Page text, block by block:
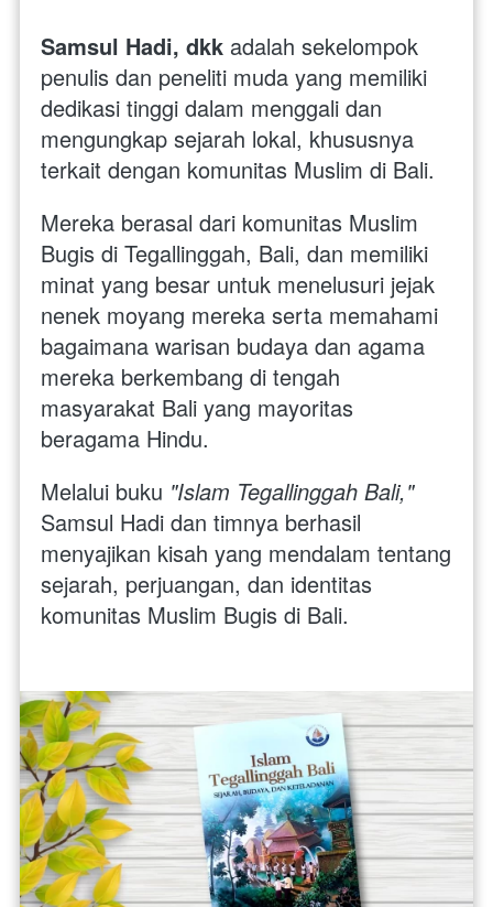
Samsul Hadi, dkk adalah sekelompok
penulis dan peneliti muda yang memiliki
dedikasi tinggi dalam menggali dan
mengungkap sejarah lokal, khususnya
terkait dengan komunitas Muslim di Bali.
Mereka berasal dari komunitas Muslim
Bugis di Tegallinggah, Bali, dan memiliki
minat yang besar untuk menelusuri jejak
nenek moyang mereka serta memahami
bagaimana warisan budaya dan agama
mereka berkembang di tengah
masyarakat Bali yang mayoritas
beragama Hindu.
Melalui buku "Islam Tegallinggah Bali,"
Samsul Hadi dan timnya berhasil
menyajikan kisah yang mendalam tentang
sejarah, perjuangan, dan identitas
komunitas Muslim Bugis di Bali.